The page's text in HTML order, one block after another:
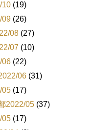
10 (19)
09 (26)
08 (27)
07 (10)
06 (22)
06 (31)
05 (17)
2022/05 (37)
05 (17)